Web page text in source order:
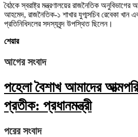
বৈঠকে স্বরাষ্ট্র মন্ত্রণালয়ের রাজনৈতিক অনুবিভাগের
আহমেদ, রাজনৈতিক-১ শাখার যুগ্মসচিব রেবেকা খান
প্রতিনিধিদলের সদস্যবৃন্দ উপস্থিত ছিলেন।
শেয়ার
আগের সংবাদ
পহেলা বৈশাখ আমাদের
প্রতীক: প্রধানমন্ত্রী
পরের সংবাদ